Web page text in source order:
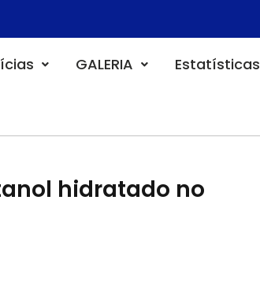
GALERIA Estatísticas
hidratado no